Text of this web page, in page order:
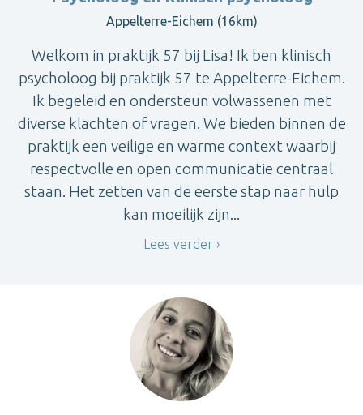
Appelterre-Eichem (16km)
Welkom in praktijk 57 bij Lisa! Ik ben klinisch
psycholoog bij praktijk 57 te Appelterre-Eichem.
Ik begeleid en ondersteun volwassenen met
diverse klachten of vragen. We bieden binnen de
praktijk een veilige en warme context waarbij
respectvolle en open communicatie centraal
staan. Het zetten van de eerste stap naar hulp
kan moeilijk zijn...
Lees verder